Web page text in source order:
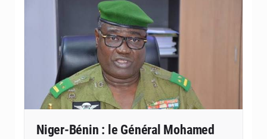
Niger-Bénin : le Général Mohamed